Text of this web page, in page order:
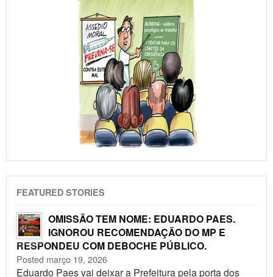
FEATURED STORIES
OMISSÃO TEM NOME: EDUARDO PAES.
IGNOROU RECOMENDAÇÃO DO MP E
RESPONDEU COM DEBOCHE PÚBLICO.
Posted março 19, 2026
Eduardo Paes vai deixar a Prefeitura pela porta dos